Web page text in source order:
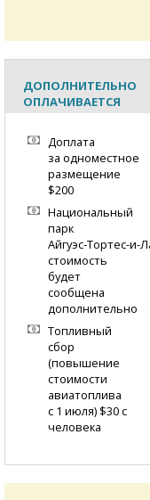
ДОПОЛНИТЕЛЬНО
ОПЛАЧИВАЕТСЯ
Доплата
за одноместное
размещение
$200
Национальный
парк
Айгуэс-Тортес-и-
стоимость
будет
сообщена
дополнительно
Топливный
сбор
(повышение
стоимости
авиатоплива
с 1 июля) $30 с
человека